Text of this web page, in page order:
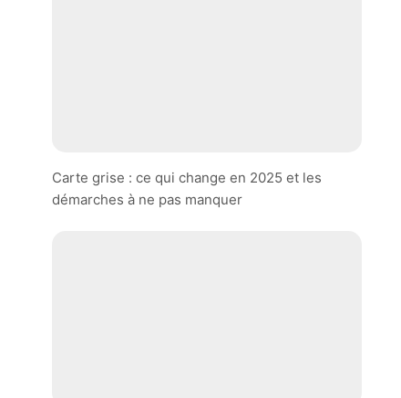
Carte grise : ce qui change en 2025 et les
démarches à ne pas manquer